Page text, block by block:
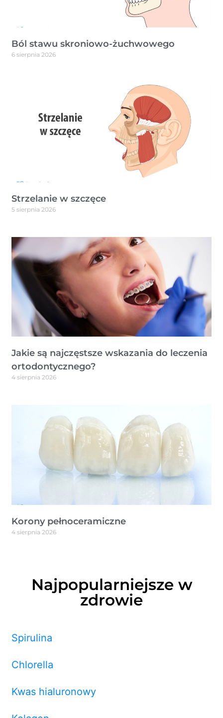
Ból stawu skroniowo-żuchwowego
6 sierpnia 2026
Strzelanie w szczęce
5 sierpnia 2026
Jakie są najczęstsze wskazania do leczenia
ortodontycznego?
4 sierpnia 2026
Korony pełnoceramiczne
4 sierpnia 2026
Najpopularniejsze w
zdrowie
Spirulina
Chlorella
Kwas hialuronowy